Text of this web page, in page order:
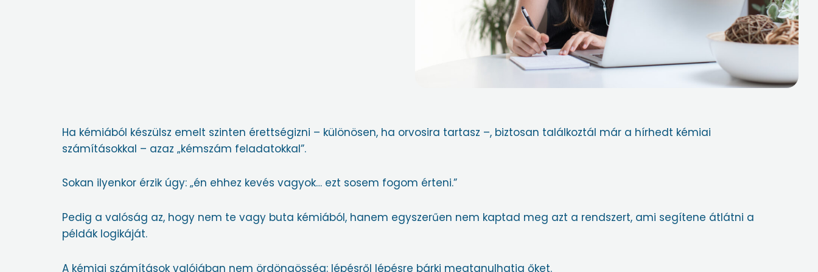
Ha kémiából készülsz emelt szinten érettségizni – különösen, ha orvosira tartasz –, biztosan találkoztál már a hírhedt kémiai
számításokkal – azaz „kémszám feladatokkal”.
Sokan ilyenkor érzik úgy: „én ehhez kevés vagyok… ezt sosem fogom érteni.”
Pedig a valóság az, hogy nem te vagy buta kémiából, hanem egyszerűen nem kaptad meg azt a rendszert, ami segítene átlátni a
példák logikáját.
A kémiai számítások valójában nem ördöngösség: lépésről lépésre bárki megtanulhatja őket.